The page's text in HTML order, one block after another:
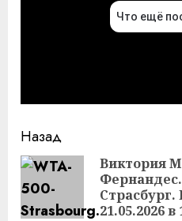
Продолжить
чтение
Назад
Виктория
Фернандес.
21.05.2026 в